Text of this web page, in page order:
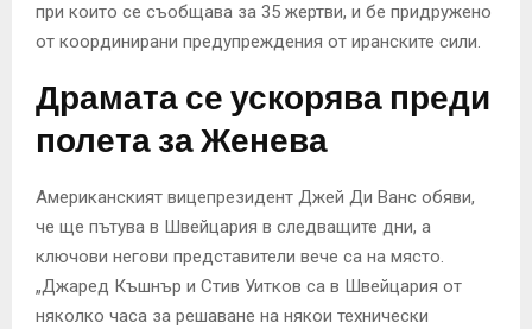
при които се съобщава за 35 жертви, и бе придружено
от координирани предупреждения от иранските сили.
Драмата се ускорява преди
полета за Женева
Американският вицепрезидент Джей Ди Ванс обяви,
че ще пътува в Швейцария в следващите дни, а
ключови негови представители вече са на място.
„Джаред Къшнър и Стив Уитков са в Швейцария от
няколко часа за решаване на някои технически